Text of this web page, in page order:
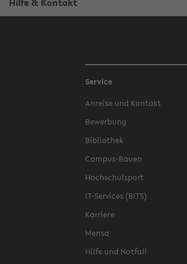
Service
Anreise und Kontakt
Bewerbung
Bibliothek
Campus-Bauen
Hochschulsport
IT-Services (BITS)
Karriere
Mensa
Hilfe und Notfall